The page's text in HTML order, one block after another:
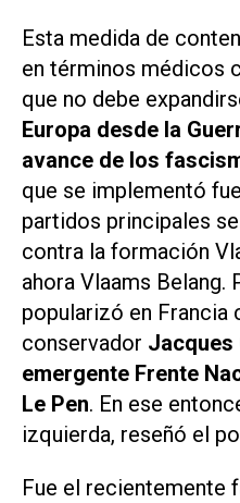
Esta medida de
en términos médicos
que no debe
Europa desde la
avance de los
que se implementó
partidos principales
contra la formación
ahora Vlaams Belang.
popularizó en Francia
conservador Jacques
emergente Frente
Le Pen. En ese
izquierda, reseñó el
Fue el recientemente